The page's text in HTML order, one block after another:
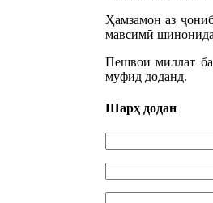
Ҳамзамон аз
мавсимӣ
Пешвои миллат ба
муфид доданд.
Шарҳ додан